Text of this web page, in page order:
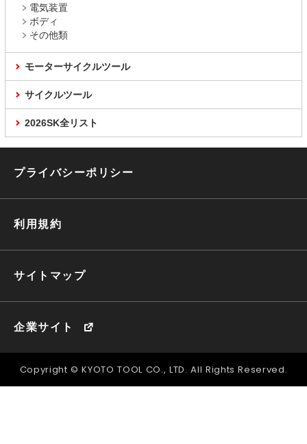
電気装置
ボディ
その他類
モーターサイクルツール
サイクルツール
2026SK全リスト
プライバシーポリシー
利用規約
サイトマップ
企業サイト
Copyright © KYOTO TOOL CO., LTD. All Rights Reserved.